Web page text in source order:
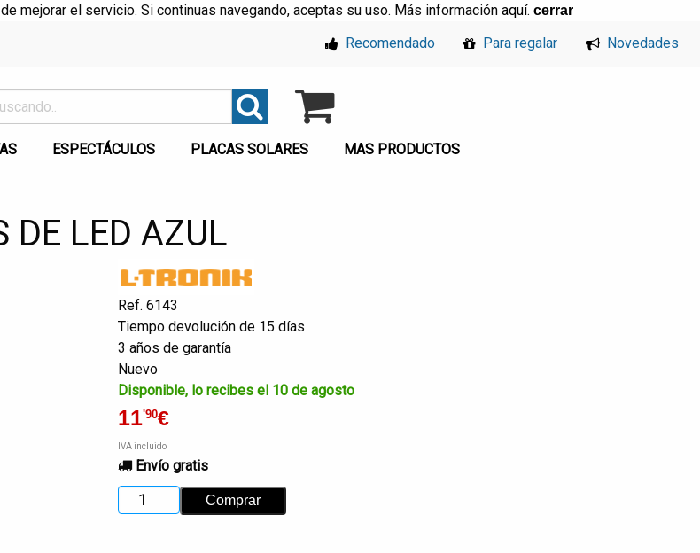
mejorar el servicio. Si continuas navegando, aceptas su uso. Más información aquí. cerrar
Recomendado Para regalar Novedades
ESPECTÁCULOS PLACAS SOLARES MAS PRODUCTOS
DE LED AZUL
Ref. 6143
Tiempo devolución de 15 días
3 años de garantía
Nuevo
Disponible, lo recibes el 10 de agosto
11'90€
IVA incluido
Envío gratis